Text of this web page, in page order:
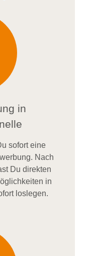
in
sofort eine
Nach
Du direkten
in
loslegen.